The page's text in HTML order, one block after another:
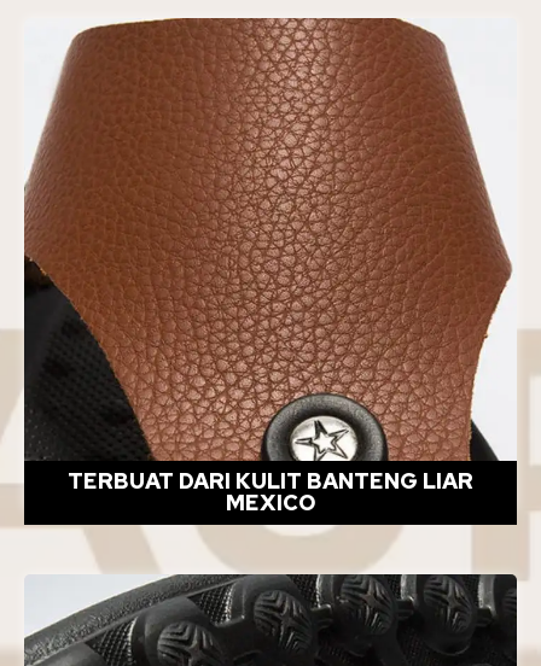
TERBUAT DARI KULIT BANTENG LIAR
MEXICO